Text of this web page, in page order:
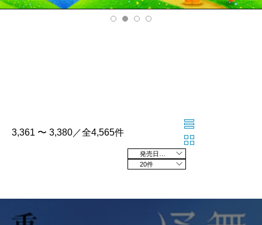
v
xt
3,361 〜 3,380／全4,565件
20件